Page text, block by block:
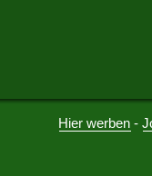
Hier werben -